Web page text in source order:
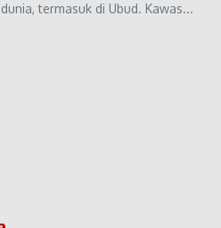
termasuk di Ubud. Kawas...